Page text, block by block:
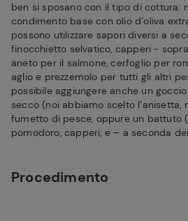
ben si sposano con il tipo di cottura:
condimento base con olio d’oliva
possono utilizzare sapori diversi a
finocchietto selvatico, capperi -
aneto per il salmone, cerfoglio per
aglio e prezzemolo per tutti gli altri
possibile aggiungere anche un
secco (noi abbiamo scelto l’anisetta,
fumetto di pesce, oppure un battuto
pomodoro, capperi, e – a seconda
Procedimento